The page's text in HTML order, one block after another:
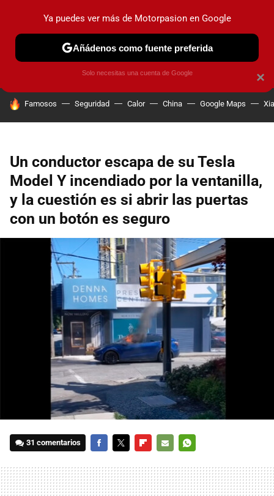
PRUEBAS COCHES ELÉCTRICOS OBSERVATORIO
HOY SE HABLA DE
Famosos Seguridad Calor China Google Maps
Un conductor escapa de su Tesla
Model Y incendiado por la ventanilla,
y la cuestión es si abrir las puertas
con un botón es seguro
31 comentarios
MAIL
×
Ya puedes ver más de Motorpasion en Google
Añádenos como fuente preferida
Solo necesitas una cuenta de Google